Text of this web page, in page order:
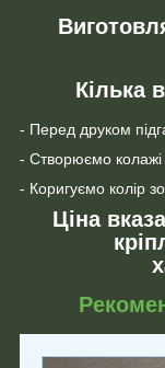
Кілька
- Перед друком
- Створюємо колажі
- Коригуємо колір
Ціна